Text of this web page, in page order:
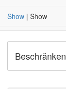
Show | Show